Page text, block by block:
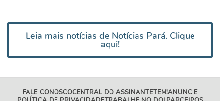
Leia mais notícias de Notícias Pará. Clique
aqui!
FALE CONOSCOCENTRAL DO ASSINANTETEM!ANUNCIE